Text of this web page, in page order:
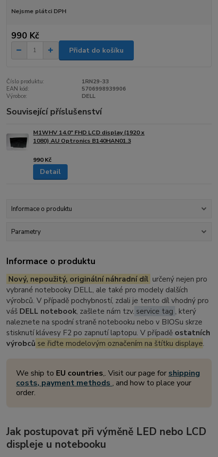
Nejsme plátci DPH
990 Kč
Přidat do košíku
Číslo produktu:
1RN29-33
EAN kód:
5706998939906
Výrobce:
DELL
Související příslušenství
M1WHV 14.0" FHD LCD display (1920 x
1080) AU Optronics B140HAN01.3
990 Kč
Detail
Informace o produktu
Parametry
Informace o produktu
Nový, nepoužitý, originální náhradní díl určený nejen pro
vybrané notebooky DELL, ale také pro modely dalších
výrobců. V případě pochybností, zdali je tento díl vhodný pro
váš DELL notebook, zašlete nám tzv. service tag , který
naleznete na spodní straně notebooku nebo v BIOSu skrze
stisknutí klávesy F2 po zapnutí laptopu. V případě ostatních
výrobců se řiďte modelovým označením na štítku displaye.
We ship to EU countries,. Visit our page for shipping
costs, payment methods, and how to place your
order.
Jak postupovat při výměně LED nebo LCD
displeje u notebooku